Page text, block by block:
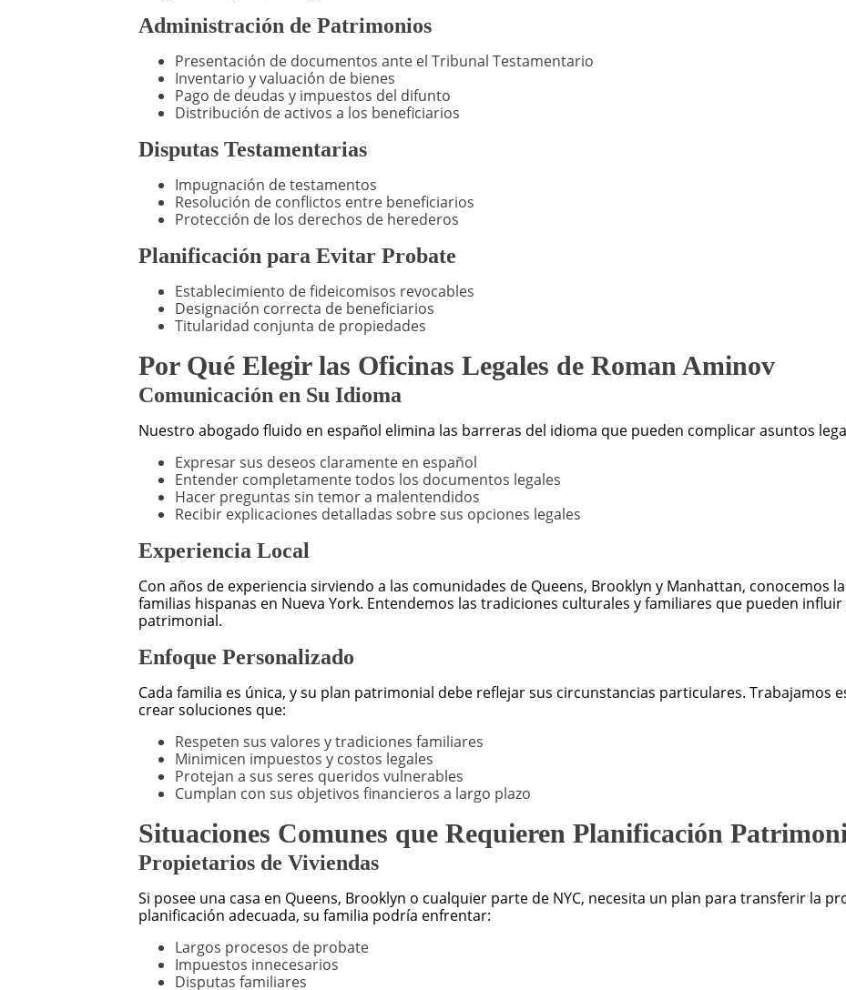
Administración de Patrimonios
Presentación de documentos ante el Tribunal Testamentario
Inventario y valuación de bienes
Pago de deudas y impuestos del difunto
Distribución de activos a los beneficiarios
Disputas Testamentarias
Impugnación de testamentos
Resolución de conflictos entre beneficiarios
Protección de los derechos de herederos
Planificación para Evitar Probate
Establecimiento de fideicomisos revocables
Designación correcta de beneficiarios
Titularidad conjunta de propiedades
Por Qué Elegir las Oficinas Legales de Roman Aminov
Comunicación en Su Idioma
Nuestro abogado fluido en español elimina las barreras del idioma que pueden complicar asuntos
Expresar sus deseos claramente en español
Entender completamente todos los documentos legales
Hacer preguntas sin temor a malentendidos
Recibir explicaciones detalladas sobre sus opciones legales
Experiencia Local
Con años de experiencia sirviendo a las comunidades de Queens, Brooklyn y Manhattan, conocemos
familias hispanas en Nueva York. Entendemos las tradiciones culturales y familiares que pueden
patrimonial.
Enfoque Personalizado
Cada familia es única, y su plan patrimonial debe reflejar sus circunstancias particulares. Trabajamos
crear soluciones que:
Respeten sus valores y tradiciones familiares
Minimicen impuestos y costos legales
Protejan a sus seres queridos vulnerables
Cumplan con sus objetivos financieros a largo plazo
Situaciones Comunes que Requieren Planificación
Propietarios de Viviendas
Si posee una casa en Queens, Brooklyn o cualquier parte de NYC, necesita un plan para transferir la
planificación adecuada, su familia podría enfrentar:
Largos procesos de probate
Impuestos innecesarios
Disputas familiares